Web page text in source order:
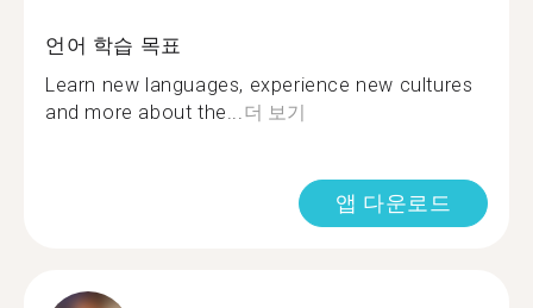
언어 학습 목표
Learn new languages, experience new cultures
and more about the...더 보기
앱 다운로드